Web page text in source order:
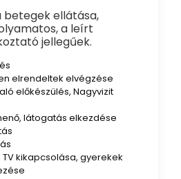
betegek ellátása,
a leírt
jellegűek.
elrendeltek elvégzése
előkészülés, Nagyvizit
látogatás elkezdése
TV kikapcsolása, gyerekek